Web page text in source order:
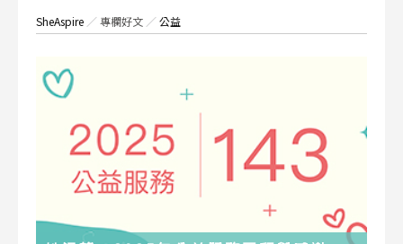
SheAspire ／專欄好文 ／公益